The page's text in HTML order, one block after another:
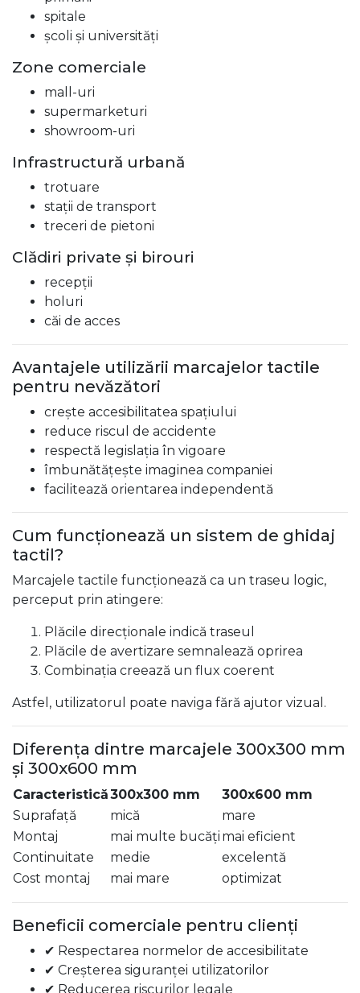
spitale
școli și universități
Zone comerciale
mall-uri
supermarketuri
showroom-uri
Infrastructură urbană
trotuare
stații de transport
treceri de pietoni
Clădiri private și birouri
recepții
holuri
căi de acces
Avantajele utilizării marcajelor tactile
pentru nevăzători
crește accesibilitatea spațiului
reduce riscul de accidente
respectă legislația în vigoare
îmbunătățește imaginea companiei
facilitează orientarea independentă
Cum funcționează un sistem de ghidaj
tactil?
Marcajele tactile funcționează ca un traseu logic,
perceput prin atingere:
Plăcile direcționale indică traseul
Plăcile de avertizare semnalează oprirea
Combinația creează un flux coerent
Astfel, utilizatorul poate naviga fără ajutor vizual.
Diferența dintre marcajele 300x300 mm
și 300x600 mm
Caracteristică300x300 mm
300x600 mm
Suprafață
mică
mare
Montaj
mai multe bucăți mai eficient
Continuitate
medie
excelentă
Cost montaj
mai mare optimizat
Beneficii comerciale pentru clienți
✔ Respectarea normelor de accesibilitate
✔ Creșterea siguranței utilizatorilor
✔ Reducerea riscurilor legale